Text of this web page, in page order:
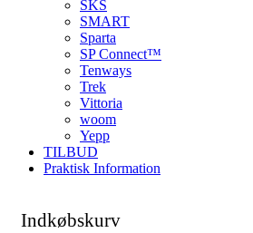
SKS
SMART
Sparta
SP Connect™
Tenways
Trek
Vittoria
woom
Yepp
TILBUD
Praktisk Information
Indkøbskurv